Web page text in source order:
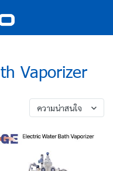
Vaporizer
ความน่าสนใจ